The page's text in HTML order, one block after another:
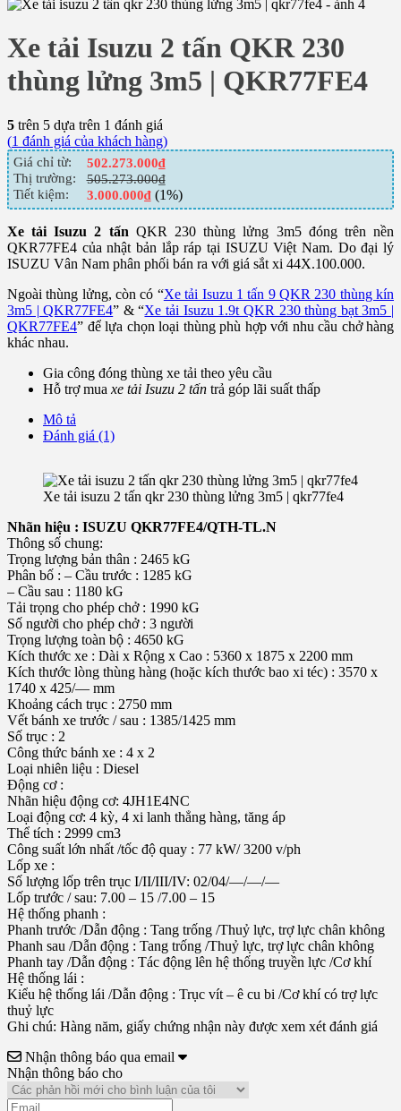
Xe tải Isuzu 2 tấn QKR 230
thùng lửng 3m5 | QKR77FE4
5 trên 5 dựa trên 1 đánh giá
(1 đánh giá của khách hàng)
Giá chỉ từ: 502.273.000₫
Thị trường:
505.273.000₫
Tiết kiệm:
3.000.000₫(1%)
Xe tải Isuzu 2 tấn QKR 230 thùng lửng 3m5 đóng trên nền
QKR77FE4 của nhật bản lắp ráp tại ISUZU Việt Nam. Do đại lý
ISUZU Vân Nam phân phối bán ra với giá sắt xi 44X.100.000.
Ngoài thùng lửng, còn có “Xe tải Isuzu 1 tấn 9 QKR 230 thùng kín
3m5 | QKR77FE4” & “Xe tải Isuzu 1.9t QKR 230 thùng bạt 3m5 |
QKR77FE4” để lựa chọn loại thùng phù hợp với nhu cầu chở hàng
khác nhau.
Gia công đóng thùng xe tải theo yêu cầu
Hỗ trợ mua xe tải Isuzu 2 tấn trả góp lãi suất thấp
Mô tả
Đánh giá (1)
Xe tải isuzu 2 tấn qkr 230 thùng lửng 3m5 | qkr77fe4
Nhãn hiệu : ISUZU QKR77FE4/QTH-TL.N
Thông số chung:
Trọng lượng bản thân : 2465 kG
Phân bố : – Cầu trước : 1285 kG
– Cầu sau : 1180 kG
Tải trọng cho phép chở : 1990 kG
Số người cho phép chở : 3 người
Trọng lượng toàn bộ : 4650 kG
Kích thước xe : Dài x Rộng x Cao : 5360 x 1875 x 2200 mm
Kích thước lòng thùng hàng (hoặc kích thước bao xi téc) : 3570 x
1740 x 425/— mm
Khoảng cách trục : 2750 mm
Vết bánh xe trước / sau : 1385/1425 mm
Số trục : 2
Công thức bánh xe : 4 x 2
Loại nhiên liệu : Diesel
Động cơ :
Nhãn hiệu động cơ: 4JH1E4NC
Loại động cơ: 4 kỳ, 4 xi lanh thẳng hàng, tăng áp
Thể tích : 2999 cm3
Công suất lớn nhất /tốc độ quay : 77 kW/ 3200 v/ph
Lốp xe :
Số lượng lốp trên trục I/II/III/IV: 02/04/—/—/—
Lốp trước / sau: 7.00 – 15 /7.00 – 15
Hệ thống phanh :
Phanh trước /Dẫn động : Tang trống /Thuỷ lực, trợ lực chân không
Phanh sau /Dẫn động : Tang trống /Thuỷ lực, trợ lực chân không
Phanh tay /Dẫn động : Tác động lên hệ thống truyền lực /Cơ khí
Hệ thống lái :
Kiểu hệ thống lái /Dẫn động : Trục vít – ê cu bi /Cơ khí có trợ lực
thuỷ lực
Ghi chú: Hàng năm, giấy chứng nhận này được xem xét đánh giá
Nhận thông báo qua email
Nhận thông báo cho